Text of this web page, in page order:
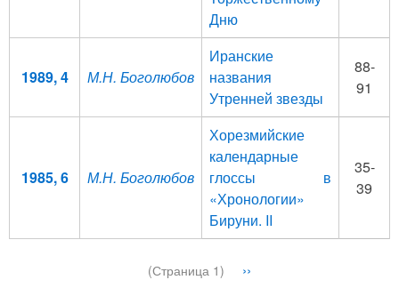
Дню
1989, 4 М.Н. Боголюбов
Иранские
названия
Утренней звезды
88-
91
1985, 6 М.Н. Боголюбов
Хорезмийские
календарные
глоссы в
«Хронологии»
Бируни. II
35-
39
(Страница 1)
Следующая
››